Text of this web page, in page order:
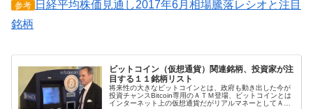
参考 日経平均株価見通し2017年6月相場騰落レシオと注目
銘柄
ビットコイン（仮想通貨）関連銘柄、投資家が注
目する１１銘柄リスト
将来性の大きなビットコインとは、政府も動き出した今が
投資チャンスBitcoin専用のＡＴＭ登場、ビットコインとは
インターネット上の仮想通貨だがリアルマネーとしてＡＴ